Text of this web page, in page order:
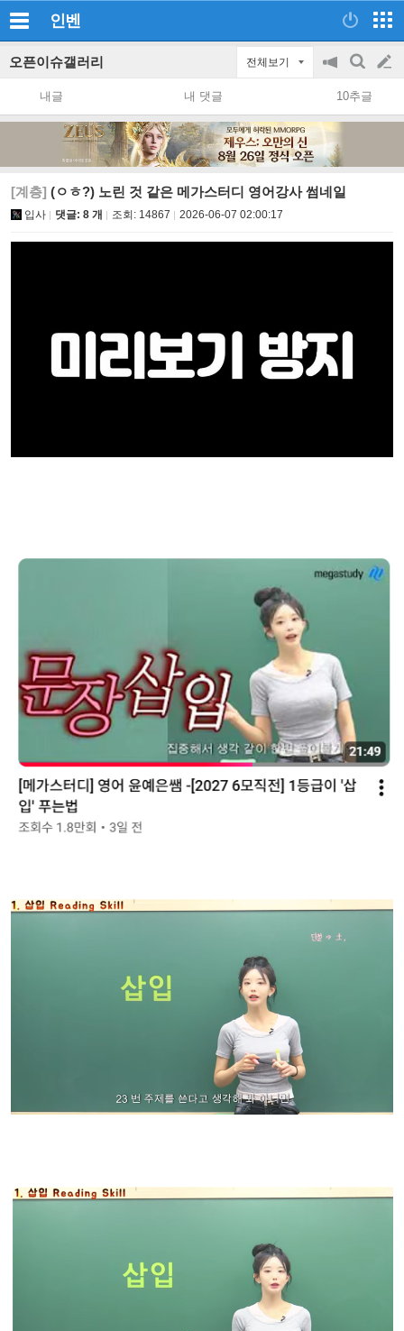
인벤
오픈이슈갤러리 전체보기
공
지
on/off
검
색
글
쓰
내글 내 댓글 10추글
[계층] (ㅇㅎ?) 노린 것 같은 메가스터디 영어강사 썸네일
입사 댓글: 8 개 조회: 14867 2026-06-07 02:00:17